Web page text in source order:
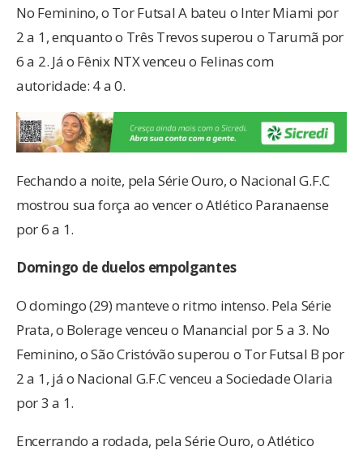
No Feminino, o Tor Futsal A bateu o Inter Miami por
2 a 1, enquanto o Três Trevos superou o Tarumã por
6 a 2. Já o Fênix NTX venceu o Felinas com
autoridade: 4 a 0.
Fechando a noite, pela Série Ouro, o Nacional G.F.C
mostrou sua força ao vencer o Atlético Paranaense
por 6 a 1.
Domingo de duelos empolgantes
O domingo (29) manteve o ritmo intenso. Pela Série
Prata, o Bolerage venceu o Manancial por 5 a 3. No
Feminino, o São Cristóvão superou o Tor Futsal B por
2 a 1, já o Nacional G.F.C venceu a Sociedade Olaria
por 3 a 1.
Encerrando a rodada, pela Série Ouro, o Atlético